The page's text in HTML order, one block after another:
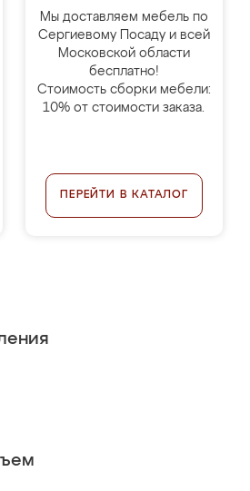
Мы доставляем мебель по
Сергиевому Посаду и всей
Московской области
бесплатно!
Стоимость сборки мебели:
10% от стоимости заказа.
ПЕРЕЙТИ В КАТАЛОГ